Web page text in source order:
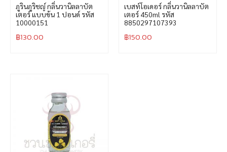
ภูรินภูริชญ์ กลิ่นวานิลลาบัต
เตอร์ แบบข้น 1 ปอนด์ รหัส
10000151
฿130.00
เบสท์โอเดอร์ กลิ่นวานิลลาบัต
เตอร์ 450ml รหัส
8850297107393
฿150.00